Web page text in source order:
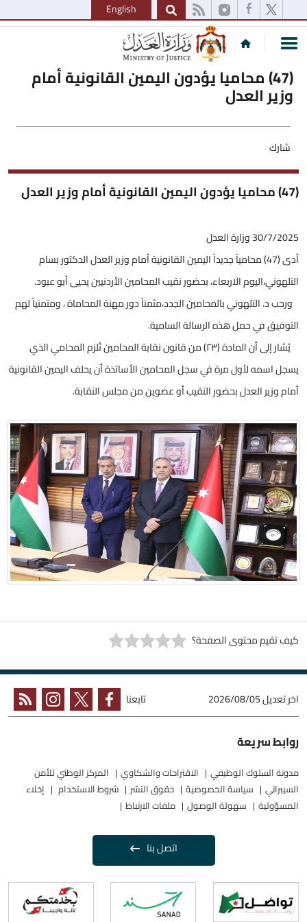
English
(47) محاميا يؤدون اليمين القانونية أمام
وزير العدل
شارك
(47) محاميا يؤدون اليمين القانونية أمام وزير العدل
30/7/2025 وزارة العدل
أدى (47) محامياً جديداً اليمين القانونية أمام وزير العدل الدكتور بسام
التلهوني،اليوم الاربعاء، بحضور نقيب المحامين الأردنيين يحيى أبو عبود.
ورحب د. التلهوني بالمحامين الجدد،مثمناً دور مهنة المحاماة ، ومتمنياً لهم
التوفيق في حمل هذه الرسالة السامية.
يُشار إلى أن المادة (٢٣) من قانون نقابة المحامين تُلزم المحامي الذي
يسجل اسمه لأول مرة في سجل المحامين الأساتذة أن يحلف اليمين القانونية
أمام وزير العدل بحضور النقيب أو عضوين من مجلس النقابة.
كيف تقيم محتوى الصفحة؟
اخر تعديل2026/08/05 تابعنا
روابط سريعة
مدونة السلوك الوظيفي الاقتراحات والشكاوي
المركز الوطني للأمن
السيبراني
سياسة الخصوصية حقوق النشر شروط الاستخدام
إخلاء
المسؤولية
سهولة الوصول ملفات الارتباط
اتصل بنا